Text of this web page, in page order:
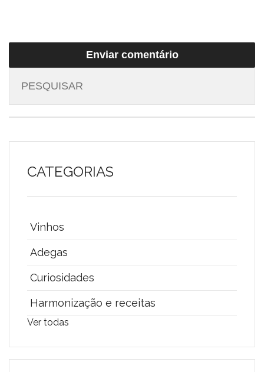
CATEGORIAS
Vinhos
Adegas
Curiosidades
Harmonização e receitas
Ver todas